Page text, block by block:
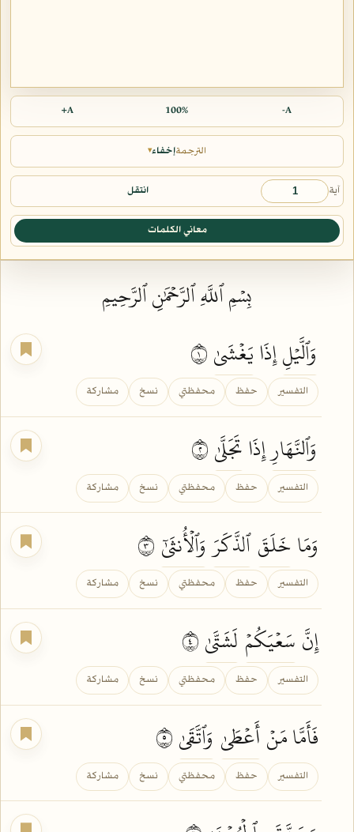
A-
100%
A+
الترجمةإخفاء▾
آية انتقل
معاني الكلمات
بِسۡمِ ٱللَّهِ ٱلرَّحۡمَٰنِ ٱلرَّحِيمِ
وَٱلَّيۡلِإِذَايَغۡشَىٰ
التفسير حفظ محفظتي نسخ مشاركة
وَٱلنَّهَارِإِذَاتَجَلَّىٰ
التفسير حفظ محفظتي نسخ مشاركة
وَمَاخَلَقَٱلذَّكَرَ وَٱلۡأُنثَىٰٓ
التفسير حفظ محفظتي نسخ مشاركة
إِنَّ سَعۡيَكُمۡ لَشَتَّىٰ
التفسير حفظ محفظتي نسخ مشاركة
فَأَمَّا مَنۡأَعۡطَىٰ وَٱتَّقَىٰ
التفسير حفظ محفظتي نسخ مشاركة